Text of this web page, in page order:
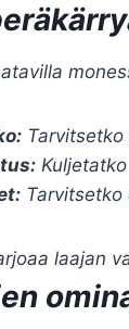
laajan